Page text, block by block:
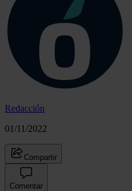
Redacción
01/11/2022
Compartir
Comentar